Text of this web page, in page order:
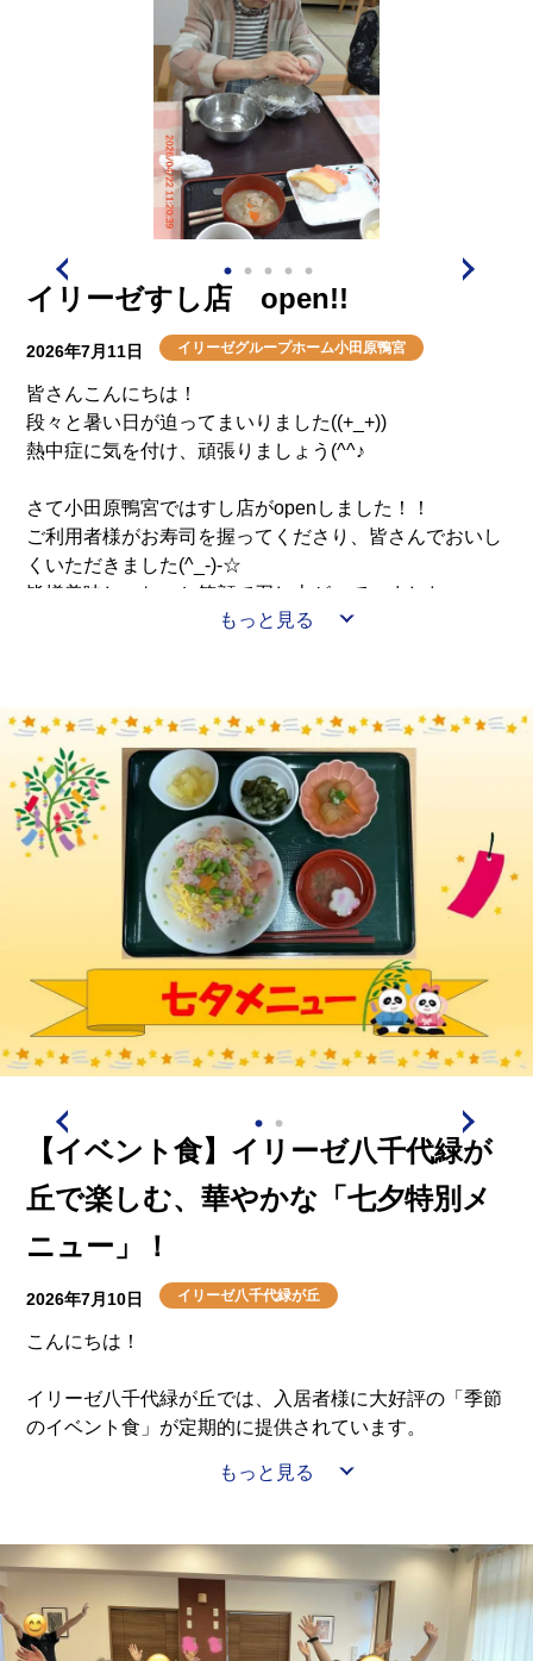
取るのが難しい」「作業が楽しい」など仰られていまし
今回も作品の完成度が高く、皆さんに喜んでいただける
レクリエーションになったと思います(^_-)-☆
イリーゼすし店 open!!
2026年7月11日 イリーゼグループホーム小田原鴨宮
皆さんこんにちは！
段々と暑い日が迫ってまいりました((+_+))
熱中症に気を付け、頑張りましょう(^^♪
さて小田原鴨宮ではすし店がopenしました！！
ご利用者様がお寿司を握ってくださり、皆さんでおいし
くいただきました(^_-)-☆
皆様美味しいねーと笑顔で召し上がっていました
もっと見る
【イベント食】イリーゼ八千代緑が
丘で楽しむ、華やかな「七夕特別メ
ニュー」！
2026年7月10日 イリーゼ八千代緑が丘
こんにちは！
イリーゼ八千代緑が丘では、入居者様に大好評の「季節
のイベント食」が定期的に提供されています。
今年の七夕も、目で見ても食べても楽しめる素晴らしい
気になるその内容は……
七夕ちらし（星形の人参や彩り豊かな具材が乗った主
もっと見る